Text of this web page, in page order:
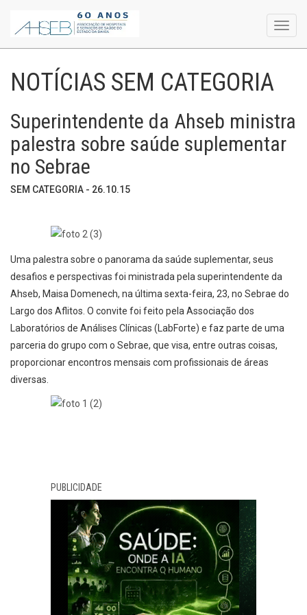
NOTÍCIAS SEM CATEGORIA
Superintendente da Ahseb ministra
palestra sobre saúde suplementar
no Sebrae
SEM CATEGORIA - 26.10.15
Uma palestra sobre o panorama da saúde suplementar, seus
desafios e perspectivas foi ministrada pela superintendente da
Ahseb, Maisa Domenech, na última sexta-feira, 23, no Sebrae do
Largo dos Aflitos. O convite foi feito pela Associação dos
Laboratórios de Análises Clínicas (LabForte) e faz parte de uma
parceria do grupo com o Sebrae, que visa, entre outras coisas,
proporcionar encontros mensais com profissionais de áreas
diversas.
PUBLICIDADE